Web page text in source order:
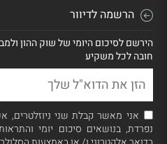
הרשמה לדיוור
הירשם לסיכום היומי של שוק ההון
חובה לכל משקיע
אני מאשר קבלת שני
נפרדת, בנושאים סיכום יומי